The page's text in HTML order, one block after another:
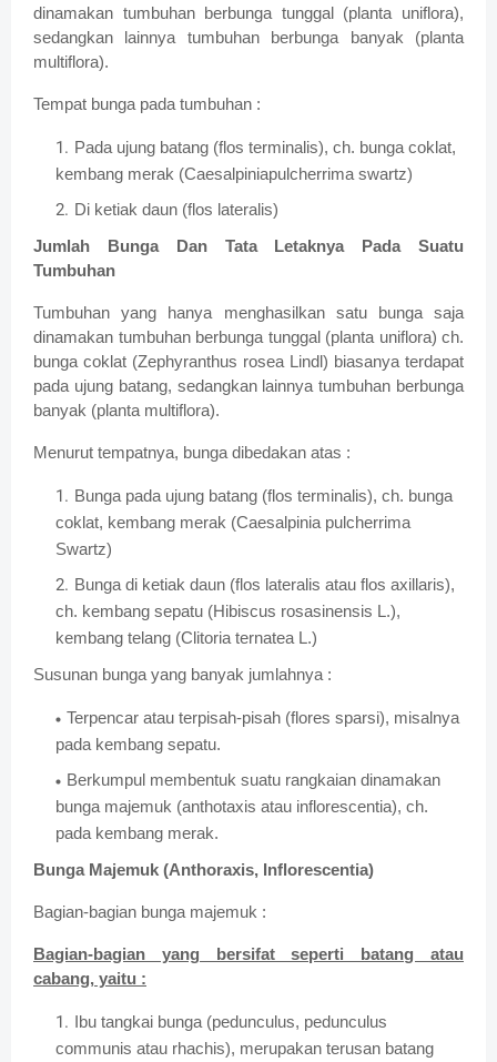
dinamakan tumbuhan berbunga tunggal (planta uniflora),
sedangkan lainnya tumbuhan berbunga banyak (planta
multiflora).
Tempat bunga pada tumbuhan :
Pada ujung batang (flos terminalis), ch. bunga coklat,
kembang merak (Caesalpiniapulcherrima swartz)
Di ketiak daun (flos lateralis)
Jumlah Bunga Dan Tata Letaknya Pada Suatu
Tumbuhan
Tumbuhan yang hanya menghasilkan satu bunga saja
dinamakan tumbuhan berbunga tunggal (planta uniflora) ch.
bunga coklat (Zephyranthus rosea Lindl) biasanya terdapat
pada ujung batang, sedangkan lainnya tumbuhan berbunga
banyak (planta multiflora).
Menurut tempatnya, bunga dibedakan atas :
Bunga pada ujung batang (flos terminalis), ch. bunga
coklat, kembang merak (Caesalpinia pulcherrima
Swartz)
Bunga di ketiak daun (flos lateralis atau flos axillaris),
ch. kembang sepatu (Hibiscus rosasinensis L.),
kembang telang (Clitoria ternatea L.)
Susunan bunga yang banyak jumlahnya :
Terpencar atau terpisah-pisah (flores sparsi), misalnya
pada kembang sepatu.
Berkumpul membentuk suatu rangkaian dinamakan
bunga majemuk (anthotaxis atau inflorescentia), ch.
pada kembang merak.
Bunga Majemuk (Anthoraxis, Inflorescentia)
Bagian-bagian bunga majemuk :
Bagian-bagian yang bersifat seperti batang atau
cabang, yaitu :
Ibu tangkai bunga (pedunculus, pedunculus
communis atau rhachis), merupakan terusan batang